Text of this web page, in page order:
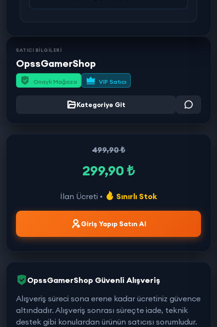
SATICI BİLGİLERİ
OpssGamerShop
Onaylı Mağaza VIP Satıcı
Kategoriye Git
499,90 ₺
299,90 ₺
İlan Ücreti • Sınırlı Stok
Giriş Yapıp Satın Al
OpssGamerShop Güvenli Alışveriş
Alışveriş süreci sona erene kadar ücretiniz güvence
altındadır. Alışveriş sonrası süreçte iade, teknik
destek gibi konulardan ürünün satıcısı sorumludur.